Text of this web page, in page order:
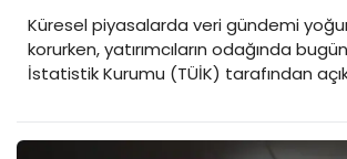
Küresel piyasalarda veri gündemi
korurken, yatırımcıların odağında
İstatistik Kurumu (TÜİK) tarafından
Hizmet, Perakende Ticaret ve İnşaat
Endeksleri yer alıyor. Borsa İstanbul'un
başlangıç yapması bekleniyor.